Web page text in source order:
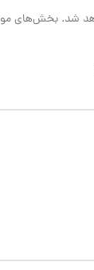
شد. بخش‌های